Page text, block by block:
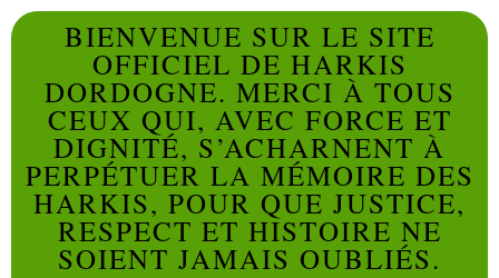
BIENVENUE SUR LE SITE
OFFICIEL DE HARKIS
DORDOGNE. MERCI À TOUS
CEUX QUI, AVEC FORCE ET
DIGNITÉ, S’ACHARNENT À
PERPÉTUER LA MÉMOIRE DES
HARKIS, POUR QUE JUSTICE,
RESPECT ET HISTOIRE NE
SOIENT JAMAIS OUBLIÉS.